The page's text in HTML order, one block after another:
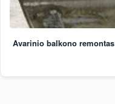
Avarinio balkono remontas